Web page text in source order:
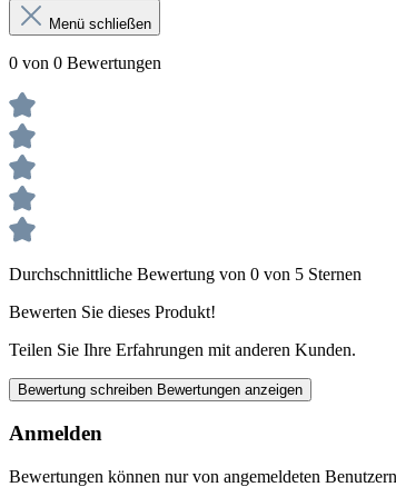
Menü schließen
0 von 0 Bewertungen
Durchschnittliche Bewertung von 0 von 5 Sternen
Bewerten Sie dieses Produkt!
Teilen Sie Ihre Erfahrungen mit anderen Kunden.
Bewertung schreiben Bewertungen anzeigen
Anmelden
Bewertungen können nur von angemeldeten